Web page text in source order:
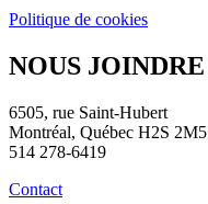
Politique de cookies
NOUS JOINDRE
6505, rue Saint-Hubert
Montréal, Québec H2S 2M5
514 278-6419
Contact